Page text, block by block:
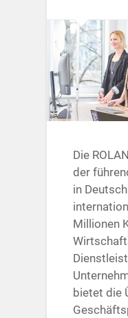
Die
der
in
Millionen
bietet die